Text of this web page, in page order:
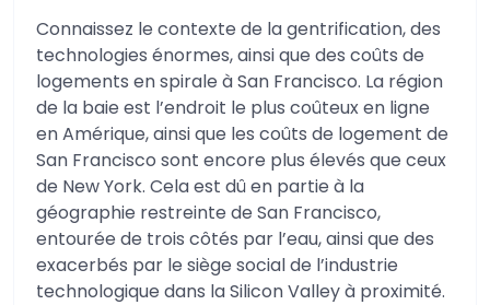
Connaissez le contexte de la gentrification, des
technologies énormes, ainsi que des coûts de
logements en spirale à San Francisco. La région
de la baie est l’endroit le plus coûteux en ligne
en Amérique, ainsi que les coûts de logement de
San Francisco sont encore plus élevés que ceux
de New York. Cela est dû en partie à la
géographie restreinte de San Francisco,
entourée de trois côtés par l’eau, ainsi que des
exacerbés par le siège social de l’industrie
technologique dans la Silicon Valley à proximité.